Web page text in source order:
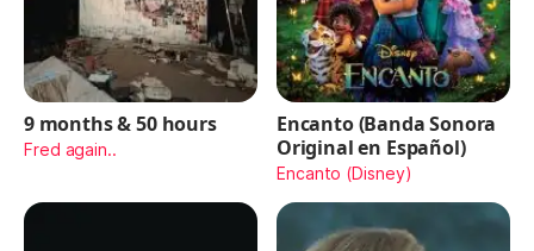
9 months & 50 hours
Fred again..
Encanto (Banda Sonora
Original en Español)
Encanto (Disney)